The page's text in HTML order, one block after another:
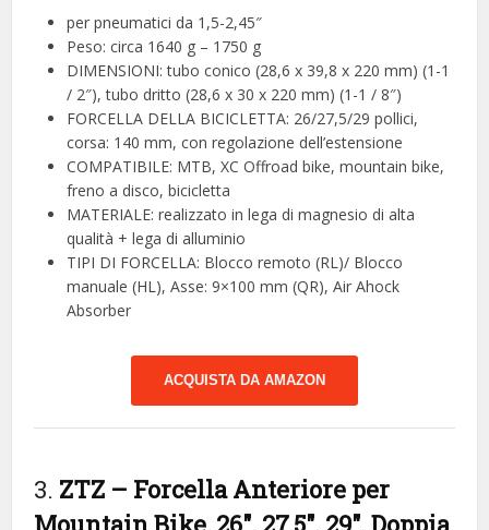
per pneumatici da 1,5-2,45″
Peso: circa 1640 g – 1750 g
DIMENSIONI: tubo conico (28,6 x 39,8 x 220 mm) (1-1
/ 2″), tubo dritto (28,6 x 30 x 220 mm) (1-1 / 8″)
FORCELLA DELLA BICICLETTA: 26/27,5/29 pollici,
corsa: 140 mm, con regolazione dell’estensione
COMPATIBILE: MTB, XC Offroad bike, mountain bike,
freno a disco, bicicletta
MATERIALE: realizzato in lega di magnesio di alta
qualità + lega di alluminio
TIPI DI FORCELLA: Blocco remoto (RL)/ Blocco
manuale (HL), Asse: 9×100 mm (QR), Air Ahock
Absorber
ACQUISTA DA AMAZON
3. ZTZ – Forcella Anteriore per